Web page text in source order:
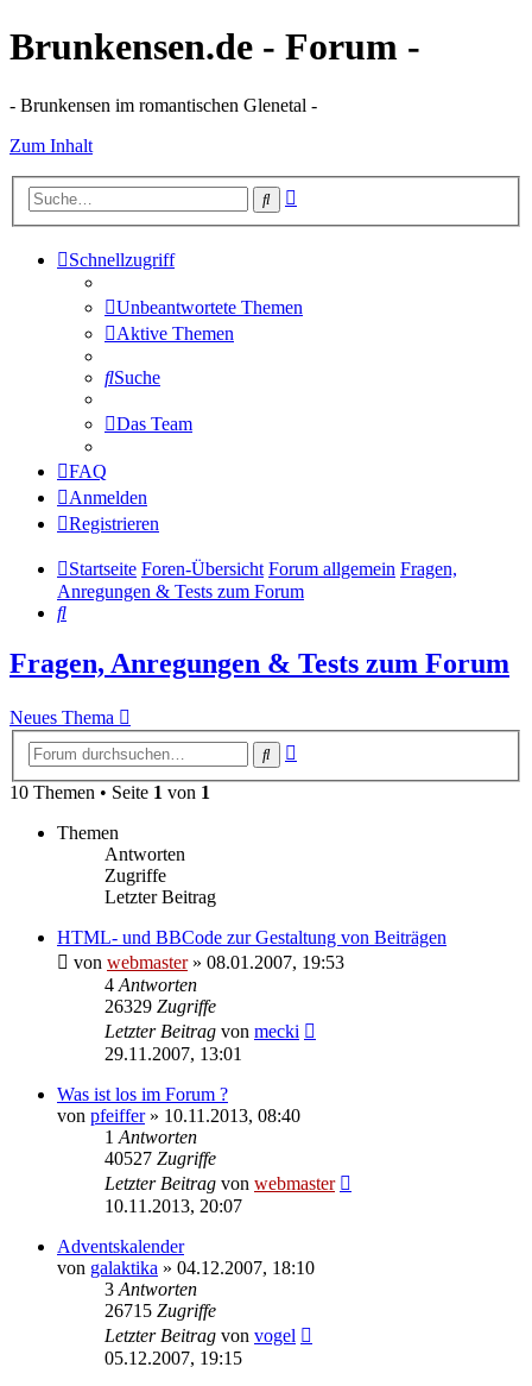
Brunkensen.de - Forum -
- Brunkensen im romantischen Glenetal -
Zum Inhalt
Suche
Schnellzugriff
Unbeantwortete Themen
Aktive Themen
Suche
Das Team
FAQ
Anmelden
Registrieren
Startseite Foren-Übersicht Forum allgemein Fragen,
Anregungen & Tests zum Forum
Suche
Fragen, Anregungen & Tests zum Forum
Neues Thema
Suche
10 Themen • Seite 1 von 1
Themen
Antworten
Zugriffe
Letzter Beitrag
HTML- und BBCode zur Gestaltung von Beiträgen
von webmaster» 08.01.2007, 19:53
4 Antworten
26329 Zugriffe
Letzter Beitrag von mecki
29.11.2007, 13:01
Was ist los im Forum ?
von pfeiffer» 10.11.2013, 08:40
1 Antworten
40527 Zugriffe
Letzter Beitrag von webmaster
10.11.2013, 20:07
Adventskalender
von galaktika » 04.12.2007, 18:10
3 Antworten
26715 Zugriffe
Letzter Beitrag von vogel
05.12.2007, 19:15